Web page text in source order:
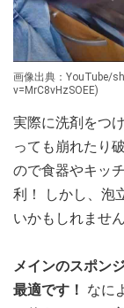
画像出典：YouTube/
v=MrC8vHzSOEE)
実際に洗剤をつ
っても崩れたり
ので食器やキッ
利！ しかし、泡
いかもしれません
メインのスポン
最適です！ なに